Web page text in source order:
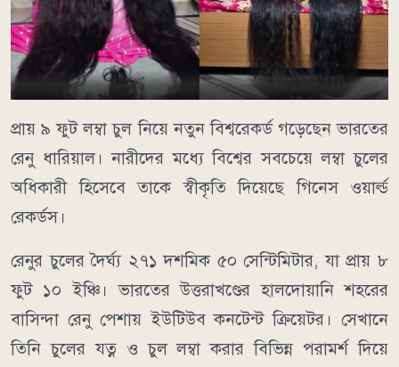
প্রায় ৯ ফুট লম্বা চুল নিয়ে নতুন বিশ্বরেকর্ড গড়েছেন ভারতের
রেনু ধারিয়াল। নারীদের মধ্যে বিশ্বের সবচেয়ে লম্বা চুলের
অধিকারী হিসেবে তাকে স্বীকৃতি দিয়েছে গিনেস ওয়ার্ল্ড
রেকর্ডস।
রেনুর চুলের দৈর্ঘ্য ২৭১ দশমিক ৫০ সেন্টিমিটার, যা প্রায় ৮
ফুট ১০ ইঞ্চি। ভারতের উত্তরাখণ্ডের হালদোয়ানি শহরের
বাসিন্দা রেনু পেশায় ইউটিউব কনটেন্ট ক্রিয়েটর। সেখানে
তিনি চুলের যত্ন ও চুল লম্বা করার বিভিন্ন পরামর্শ দিয়ে